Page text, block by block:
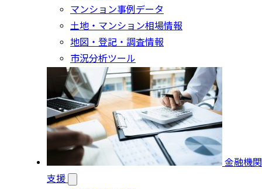
マンション事例データ
土地・マンション相場情報
地図・登記・調査情報
市況分析ツール
金融機関
支援